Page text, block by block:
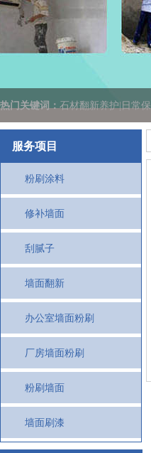
热门关键词：石材翻新养护|日常
服务项目
粉刷涂料
修补墙面
刮腻子
墙面翻新
办公室墙面粉刷
厂房墙面粉刷
粉刷墙面
墙面刷漆